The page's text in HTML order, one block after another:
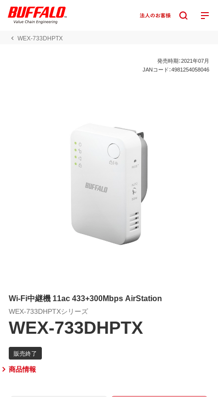
WEX-733DHPTX
発売時期：2021年07月
JANコード：4981254058046
Wi-Fi中継機 11ac 433+300Mbps AirStation
WEX-733DHPTXシリーズ
WEX-733DHPTX
商品情報